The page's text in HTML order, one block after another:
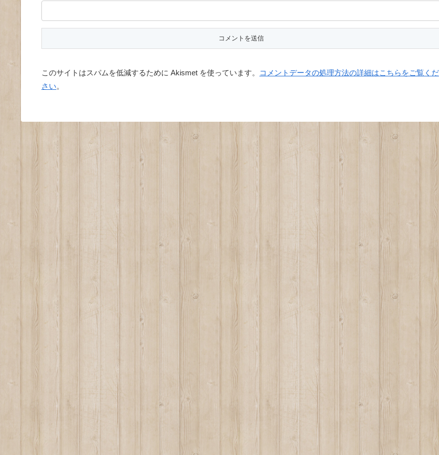
このサイトはスパムを低減するために Akismet を使っています。
コメントデータの処理方法の詳細はこちらをご覧くだ
さい。